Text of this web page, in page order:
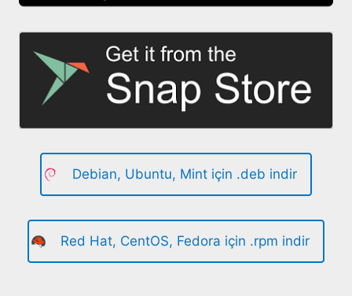
Debian, Ubuntu, Mint için .deb indir
Red Hat, CentOS, Fedora için .rpm indir